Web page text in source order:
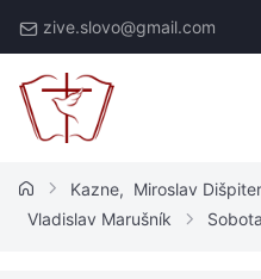
zive.slovo@gmail.com
Kazne, Miroslav
Vladislav Marušník